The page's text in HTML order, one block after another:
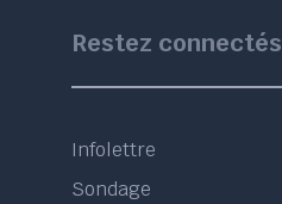
Restez connectés
Infolettre
Sondage